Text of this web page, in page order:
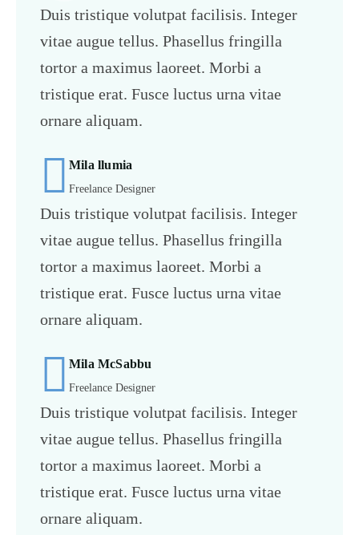
Duis tristique volutpat facilisis. Integer
vitae augue tellus. Phasellus fringilla
tortor a maximus laoreet. Morbi a
tristique erat. Fusce luctus urna vitae
ornare aliquam.
Mila llumia
Freelance Designer
Duis tristique volutpat facilisis. Integer
vitae augue tellus. Phasellus fringilla
tortor a maximus laoreet. Morbi a
tristique erat. Fusce luctus urna vitae
ornare aliquam.
Mila McSabbu
Freelance Designer
Duis tristique volutpat facilisis. Integer
vitae augue tellus. Phasellus fringilla
tortor a maximus laoreet. Morbi a
tristique erat. Fusce luctus urna vitae
ornare aliquam.